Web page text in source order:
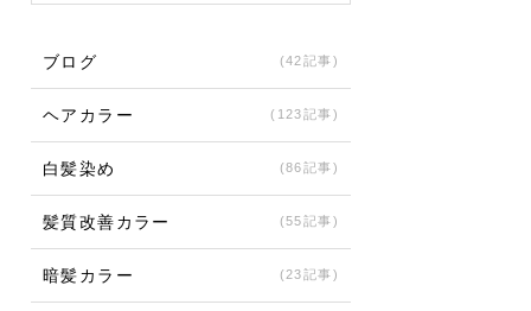
ブログ (42記事)
ヘアカラー (123記事)
白髪染め (86記事)
髪質改善カラー (55記事)
暗髪カラー (23記事)